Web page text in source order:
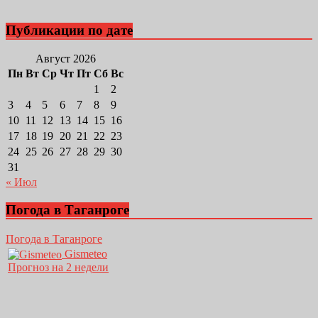
Публикации по дате
Август 2026
Пн Вт Ср Чт Пт Сб Вс
1
2
3
4 5 6 7 8
9
10 11 12 13 14 15 16
17 18 19 20 21 22 23
24 25 26 27 28 29 30
31
« Июл
Погода в Таганроге
Погода в Таганроге
Gismeteo
Прогноз на 2 недели